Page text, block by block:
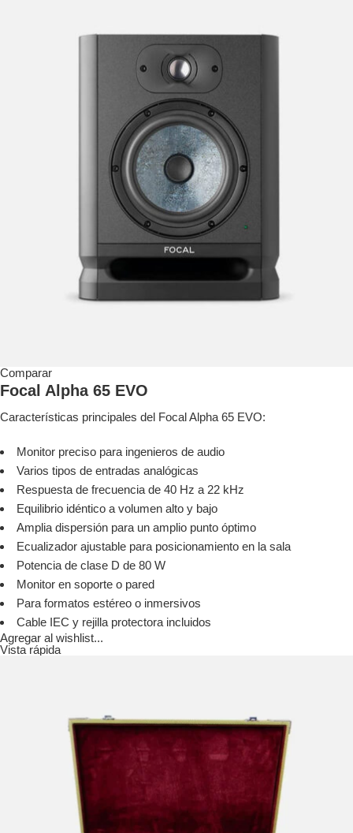
Comparar
Focal Alpha 65 EVO
Características principales del Focal Alpha 65 EVO:
Monitor preciso para ingenieros de audio
Varios tipos de entradas analógicas
Respuesta de frecuencia de 40 Hz a 22 kHz
Equilibrio idéntico a volumen alto y bajo
Amplia dispersión para un amplio punto óptimo
Ecualizador ajustable para posicionamiento en la sala
Potencia de clase D de 80 W
Monitor en soporte o pared
Para formatos estéreo o inmersivos
Cable IEC y rejilla protectora incluidos
Agregar al wishlist...
Vista rápida